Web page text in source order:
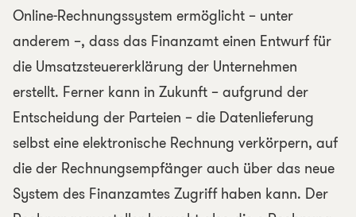
Online-Rechnungssystem ermöglicht – unter
anderem –, dass das Finanzamt einen Entwurf für
die Umsatzsteuererklärung der Unternehmen
erstellt. Ferner kann in Zukunft – aufgrund der
Entscheidung der Parteien – die Datenlieferung
selbst eine elektronische Rechnung verkörpern, auf
die der Rechnungsempfänger auch über das neue
System des Finanzamtes Zugriff haben kann. Der